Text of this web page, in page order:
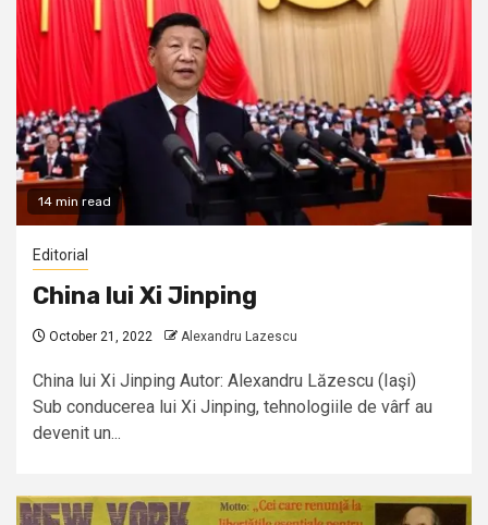
14 min read
Editorial
China lui Xi Jinping
October 21, 2022 Alexandru Lazescu
China lui Xi Jinping Autor: Alexandru Lăzescu (Iaşi)
Sub conducerea lui Xi Jinping, tehnologiile de vârf au
devenit un...